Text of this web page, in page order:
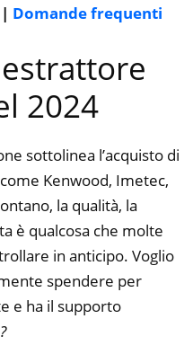
| Domande frequenti
2024
sottolinea l’acquisto di
Kenwood, Imetec,
la qualità, la
è qualcosa che molte
in anticipo. Voglio
spendere per
e ha il supporto